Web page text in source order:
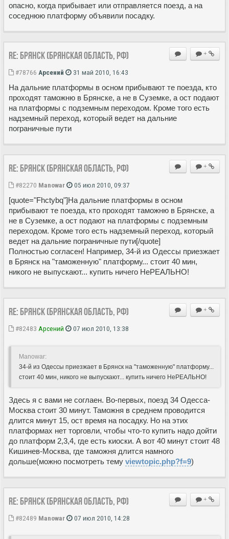
опасно, когда прибывает или отправляется поезд, а на
соседнюю платформу объявили посадку.
+
Re: Брянск (Брянская область, РФ)
#78766 Арсений 31 май 2010, 16:43
На дальние платформы в осном прибывают те поезда, кто
проходят таможню в Брянске, а не в Суземке, а ост подают
на платформы с подземным переходом. Кроме того есть
надземный переход, который ведет на дальние
пограничные пути
+
Re: Брянск (Брянская область, РФ)
#82270 Manowar 05 июл 2010, 09:37
[quote="Fhctybq"]На дальние платформы в осном
прибывают те поезда, кто проходят таможню в Брянске, а
не в Суземке, а ост подают на платформы с подземным
переходом. Кроме того есть надземный переход, который
ведет на дальние пограничные пути[/quote]
Полностью согласен! Например, 34-й из Одессы приезжает
в Брянск на "таможенную" платформу... стоит 40 мин,
никого не выпускают... купить ничего НеРЕАЛЬНО!
+
Re: Брянск (Брянская область, РФ)
#82483 Арсений 07 июл 2010, 13:38
Manowar:
34-й из Одессы приезжает в Брянск на "таможенную" платформу...
стоит 40 мин, никого не выпускают... купить ничего НеРЕАЛЬНО!
Здесь я с вами не соглаен. Во-первых, поезд 34 Одесса-
Москва стоит 30 минут. Таможня в среднем проводится
длится минут 15, ост время на посадку. Но на этих
платформах нет торговли, чтобы что-то купить надо дойти
до платформ 2,3,4, где есть киоски. А вот 40 минут стоит 48
Кишинев-Москва, где таможня длится намного
дольше(можно посмотреть тему viewtopic.php?f=9)
+
Re: Брянск (Брянская область, РФ)
#82489 Manowar 07 июл 2010, 14:28